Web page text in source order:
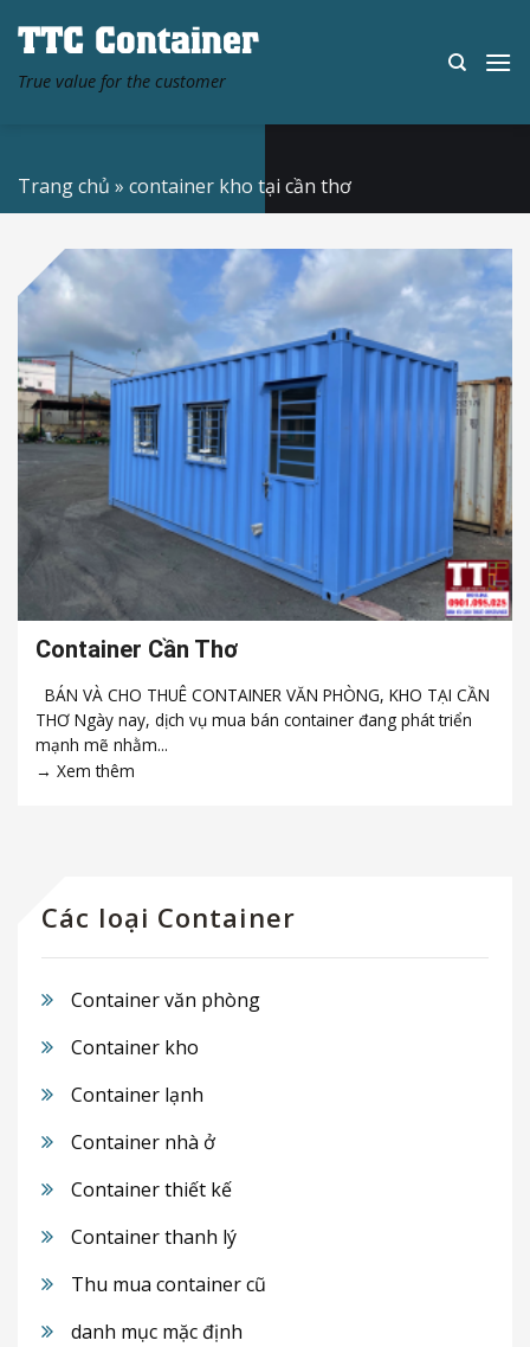
content
TTC Container
True value for the customer
Trang chủ » container kho tại cần thơ
Container Cần Thơ
BÁN VÀ CHO THUÊ CONTAINER VĂN PHÒNG, KHO TẠI CẦN
THƠ Ngày nay, dịch vụ mua bán container đang phát triển
mạnh mẽ nhằm...
Các loại Container
Container văn phòng
Container kho
Container lạnh
Container nhà ở
Container thiết kế
Container thanh lý
Thu mua container cũ
danh mục mặc định